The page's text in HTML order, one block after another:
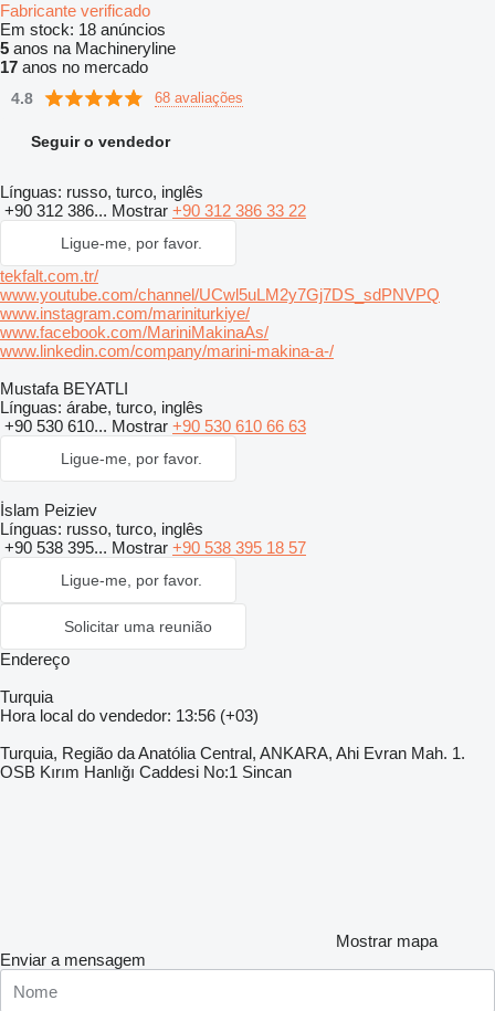
Fabricante verificado
Em stock: 18 anúncios
5 anos na Machineryline
17 anos no mercado
4.8 68 avaliações
Seguir o vendedor
Línguas: russo, turco, inglês
+90 312 386... Mostrar +90 312 386 33 22
Ligue-me, por favor.
tekfalt.com.tr/
www.youtube.com/channel/UCwl5uLM2y7Gj7DS_sdPNVPQ
www.instagram.com/mariniturkiye/
www.facebook.com/MariniMakinaAs/
www.linkedin.com/company/marini-makina-a-/
Mustafa BEYATLI
Línguas: árabe, turco, inglês
+90 530 610... Mostrar +90 530 610 66 63
Ligue-me, por favor.
İslam Peiziev
Línguas: russo, turco, inglês
+90 538 395... Mostrar +90 538 395 18 57
Ligue-me, por favor.
Solicitar uma reunião
Endereço
Turquia
Hora local do vendedor: 13:56 (+03)
Turquia, Região da Anatólia Central, ANKARA, Ahi Evran Mah. 1.
OSB Kırım Hanlığı Caddesi No:1 Sincan
Mostrar mapa
Enviar a mensagem